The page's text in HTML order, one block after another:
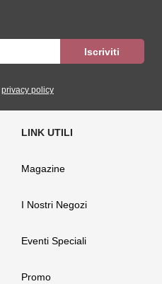
privacy policy
Magazine
I Nostri Negozi
Eventi Speciali
Promo